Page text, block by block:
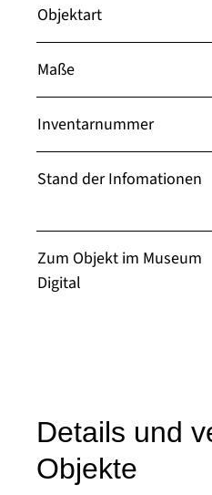
Objektart
Maße
Inventarnummer
Stand der Infomationen
Zum Objekt im Museum
Digital
Details und
Objekte